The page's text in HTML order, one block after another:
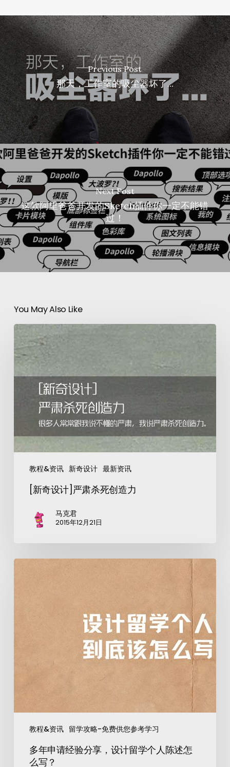
Previous Post
那天，工作室的吸尘器坏了...
Next Post
这款阿里爸爸开发的Sketch插件你一定不能错
过！
You May Also Like
教程&资讯 新奇设计 最新资讯
[新奇设计]严肃杀死创造力
马克君
2015年12月21日
教程&资讯 留学攻略-免费供您参考学习
多年申请经验分享，设计留学个人陈述怎
么写？